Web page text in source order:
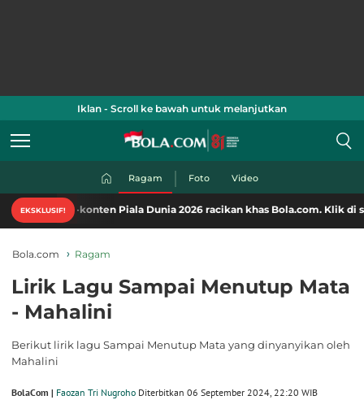
Iklan - Scroll ke bawah untuk melanjutkan
Ragam Foto Video
EKSKLUSIF!
konten Piala Dunia 2026 racikan khas Bola.com. Klik di sini!
Bola.com Ragam
Lirik Lagu Sampai Menutup Mata
- Mahalini
Berikut lirik lagu Sampai Menutup Mata yang dinyanyikan oleh
Mahalini
BolaCom | Faozan Tri Nugroho Diterbitkan 06 September 2024, 22:20 WIB